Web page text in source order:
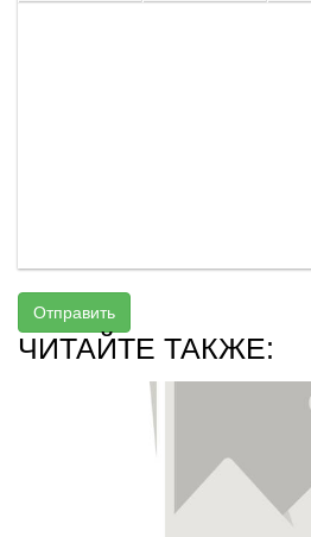
Отправить
ЧИТАЙТЕ ТАКЖЕ: